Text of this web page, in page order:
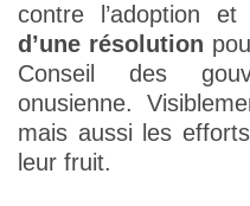
contre l’adoption
d’une résolution
Conseil des
onusienne.
mais aussi les
leur fruit.